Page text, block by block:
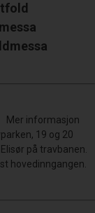
Mer informasjon
19 og 20
på travbanen.
hovedinngangen.